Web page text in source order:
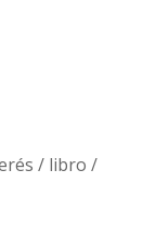
/ libro /